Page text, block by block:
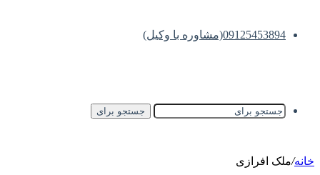
09125453894(مشاوره با وکیل)
جستجو برای
خانه/ملک افرازی